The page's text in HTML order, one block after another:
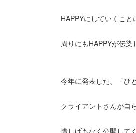
HAPPYにしていくこと
周りにもHAPPYが伝染
今年に発表した、「ひ
クライアントさんが自
惜しげもなく公開して